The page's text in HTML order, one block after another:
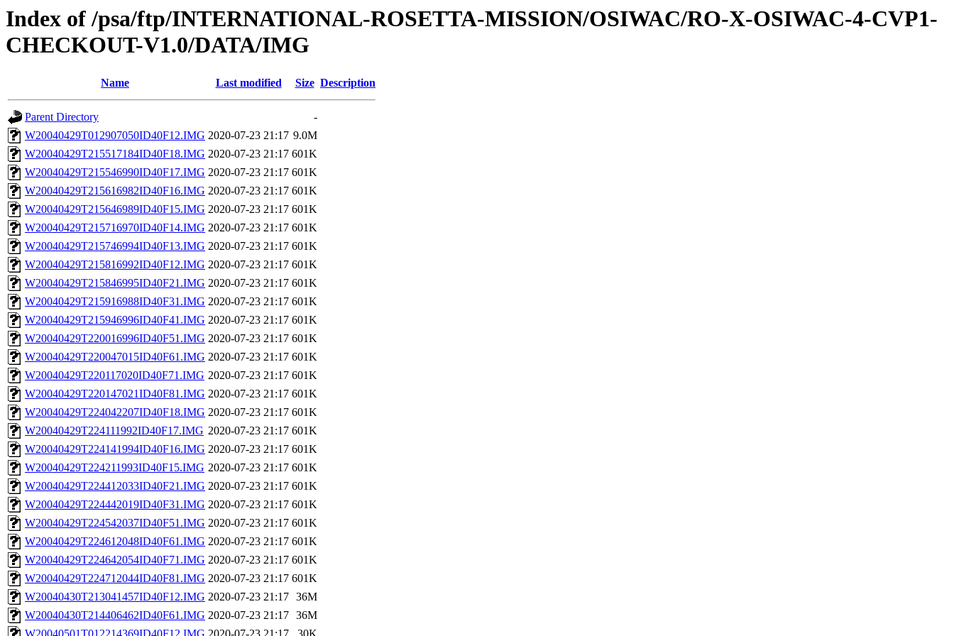
Index of /psa/ftp/INTERNATIONAL-ROSETTA-MISSION/OSIWAC/RO-X-OSIWAC-4-CVP1-
CHECKOUT-V1.0/DATA/IMG
Name Last modified Size Description
Parent Directory
-
W20040429T012907050ID40F12.IMG 2020-07-23 21:17 9.0M
W20040429T215517184ID40F18.IMG 2020-07-23 21:17 601K
W20040429T215546990ID40F17.IMG 2020-07-23 21:17 601K
W20040429T215616982ID40F16.IMG 2020-07-23 21:17 601K
W20040429T215646989ID40F15.IMG 2020-07-23 21:17 601K
W20040429T215716970ID40F14.IMG 2020-07-23 21:17 601K
W20040429T215746994ID40F13.IMG 2020-07-23 21:17 601K
W20040429T215816992ID40F12.IMG 2020-07-23 21:17 601K
W20040429T215846995ID40F21.IMG 2020-07-23 21:17 601K
W20040429T215916988ID40F31.IMG 2020-07-23 21:17 601K
W20040429T215946996ID40F41.IMG 2020-07-23 21:17 601K
W20040429T220016996ID40F51.IMG 2020-07-23 21:17 601K
W20040429T220047015ID40F61.IMG 2020-07-23 21:17 601K
W20040429T220117020ID40F71.IMG 2020-07-23 21:17 601K
W20040429T220147021ID40F81.IMG 2020-07-23 21:17 601K
W20040429T224042207ID40F18.IMG 2020-07-23 21:17 601K
W20040429T224111992ID40F17.IMG 2020-07-23 21:17 601K
W20040429T224141994ID40F16.IMG 2020-07-23 21:17 601K
W20040429T224211993ID40F15.IMG 2020-07-23 21:17 601K
W20040429T224412033ID40F21.IMG 2020-07-23 21:17 601K
W20040429T224442019ID40F31.IMG 2020-07-23 21:17 601K
W20040429T224542037ID40F51.IMG 2020-07-23 21:17 601K
W20040429T224612048ID40F61.IMG 2020-07-23 21:17 601K
W20040429T224642054ID40F71.IMG 2020-07-23 21:17 601K
W20040429T224712044ID40F81.IMG 2020-07-23 21:17 601K
W20040430T213041457ID40F12.IMG 2020-07-23 21:17 36M
W20040430T214406462ID40F61.IMG 2020-07-23 21:17 36M